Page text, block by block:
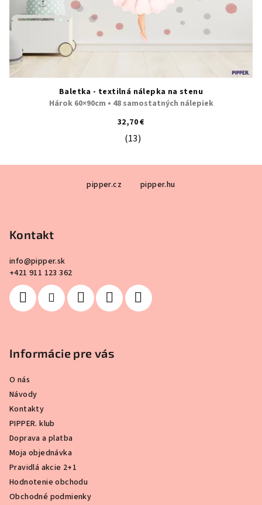
Baletka - textilná nálepka na stenu
Hárok 60×90cm • 48 samostatných nálepiek
32,70 €
Priemerné hodnotenie produktu
(13)
pipper.cz pipper.hu
Kontakt
info@pipper.sk
+421 911 123 362
Informácie pre vás
O nás
Návody
Kontakty
PIPPER. klub
Doprava a platba
Moja objednávka
Pravidlá akcie 2+1
Hodnotenie obchodu
Obchodné podmienky